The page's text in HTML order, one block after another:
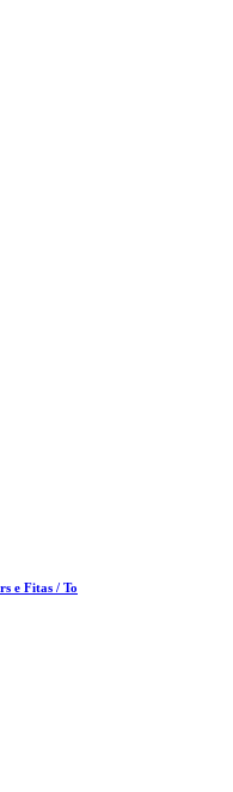
e Fitas / To